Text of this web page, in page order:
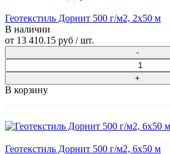
Геотекстиль Дорнит 500 г/м2, 2х50 м
В наличии
от 13 410.15 руб / шт.
В корзину
Геотекстиль Дорнит 500 г/м2, 6х50 м